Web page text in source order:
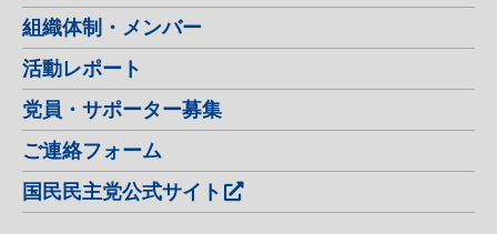
組織体制・メンバー
活動レポート
党員・サポーター募集
ご連絡フォーム
国民民主党公式サイト